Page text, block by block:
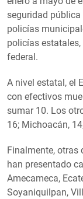
seguridad
policías
policías
federal.
A nivel estatal, el
con efectivos
sumar 10. Los
16; Michoacán,
Finalmente, otras
han presentado
Amecameca,
Soyaniquilpan,